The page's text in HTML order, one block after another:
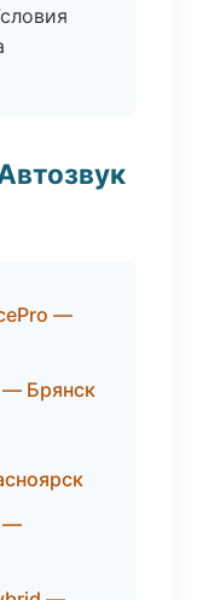
—
— Брянск
—